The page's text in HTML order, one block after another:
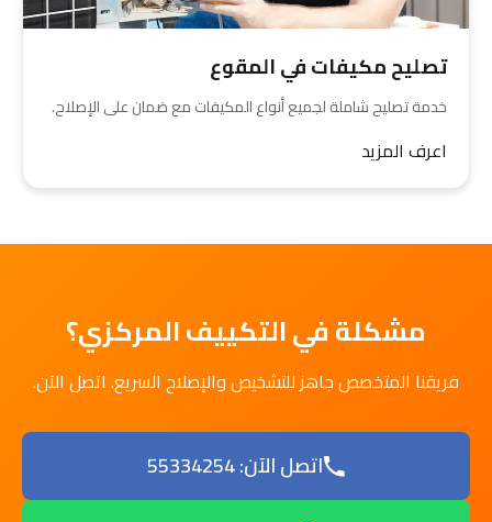
تصليح مكيفات في المقوع
خدمة تصليح شاملة لجميع أنواع المكيفات مع ضمان على الإصلاح.
اعرف المزيد
مشكلة في التكييف المركزي؟
فريقنا المتخصص جاهز للتشخيص والإصلاح السريع. اتصل الآن.
اتصل الآن: 55334254